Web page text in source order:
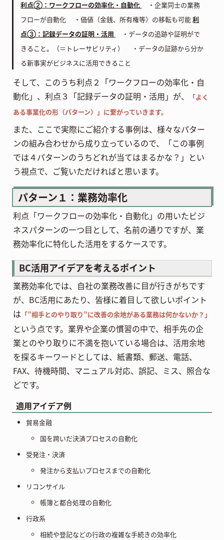
利点②：ワークフローの効率化・自動化
・企業同士の業務
フローが自動化 ・価値（金銭、所有権等）の移転も可能利
点③：記録データの証明・活用
・データの追跡や証明がで
きること。（＝トレーサビリティ） ・データの証跡から分か
る新事実がビジネスに活用できること
そして、このうち利点２「ワークフローの効率化・自
動化」、利点３「記録データの証明・活用」が、
「よく
ある事業化の形（パターン）」に繋がっていきます。
また、ここで実際にご紹介する事例は、様々なパター
ンの組み合わせから成り立っているので、「この事例
では４パターンのうちどれが当てはまるかな？」とい
う視点で、ご覧いただければと思います。
パターン１：業務効率化
利点「ワークフローの効率化・自動化」の用いたビジ
ネスパターンの一つ目として、名前の通りですが、業
務効率化に特化した活用をするケースです。
BC活用アイデアを考えるポイント
業務効率化では、自社の業務改善に目が行きがちです
が、BC活用にあたり、皆様に着目して欲しいポイント
は 「”相手とのやり取り”に改善の余地がある業務は何かないか？」
という点です。業界や企業の慣習の中で、相手先の企
業とのやり取りに不満を抱いている場合は、活用余地
を探るキーワードとしては、紙書類、郵送、電話、
FAX、待機時間、マニュアル対応、誤記、ミス、照合な
どです。
適用アイデア例
貿易金融
国を跨いだ決済プロセスの自動化
受発注・決済
発注から支払いプロセスまでの自動化
リコンサイル
帳簿と都合処理の自動化
行政系
相続や登記などの行政の複雑な手続きの効率化